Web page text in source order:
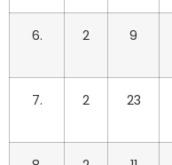
6. 2 9
7. 2 23